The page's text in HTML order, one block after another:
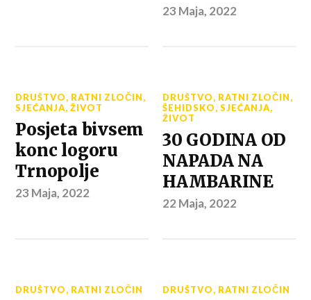
23 Maja, 2022
DRUŠTVO, RATNI ZLOČIN,
SJEĆANJA,ŽIVOT
Posjeta bivsem
konc logoru
Trnopolje
23 Maja, 2022
DRUŠTVO, RATNI ZLOČIN,
ŠEHIDSKO,SJEĆANJA,
ŽIVOT
30 GODINA OD
NAPADA NA
HAMBARINE
22 Maja, 2022
DRUŠTVO, RATNI ZLOČIN DRUŠTVO, RATNI ZLOČIN